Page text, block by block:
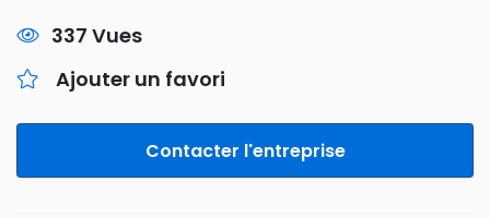
337 Vues
Ajouter un favori
Contacter l'entreprise